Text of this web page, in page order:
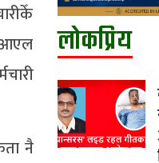
आएल
नै
लोकप्रिय